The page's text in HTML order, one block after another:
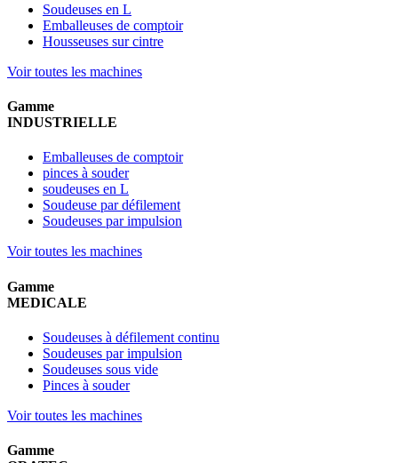
Soudeuses en L
Emballeuses de comptoir
Housseuses sur cintre
Voir toutes les machines
Gamme
INDUSTRIELLE
Emballeuses de comptoir
pinces à souder
soudeuses en L
Soudeuse par défilement
Soudeuses par impulsion
Voir toutes les machines
Gamme
MEDICALE
Soudeuses à défilement continu
Soudeuses par impulsion
Soudeuses sous vide
Pinces à souder
Voir toutes les machines
Gamme